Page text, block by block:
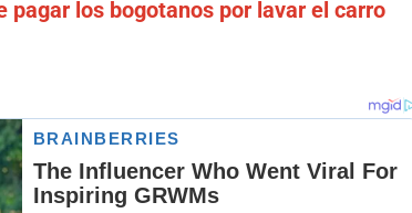
pagar los bogotanos por lavar el carro